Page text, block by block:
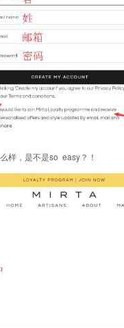
样，是不是so easy？！